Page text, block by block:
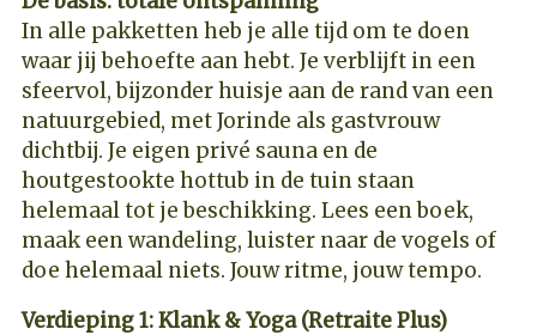
In alle pakketten heb je alle tijd om te doen
waar jij behoefte aan hebt. Je verblijft in een
sfeervol, bijzonder huisje aan de rand van een
natuurgebied, met Jorinde als gastvrouw
dichtbij. Je eigen privé sauna en de
houtgestookte hottub in de tuin staan
helemaal tot je beschikking. Lees een boek,
maak een wandeling, luister naar de vogels of
doe helemaal niets. Jouw ritme, jouw tempo.
Verdieping 1: Klank & Yoga (Retraite Plus)